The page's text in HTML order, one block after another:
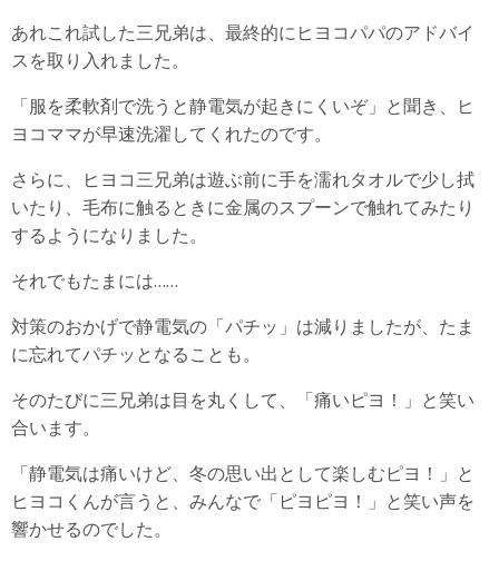
あれこれ試した三兄弟は、最終的にヒヨコパパのアドバイ
スを取り入れました。
「服を柔軟剤で洗うと静電気が起きにくいぞ」と聞き、ヒ
ヨコママが早速洗濯してくれたのです。
さらに、ヒヨコ三兄弟は遊ぶ前に手を濡れタオルで少し拭
いたり、毛布に触るときに金属のスプーンで触れてみたり
するようになりました。
それでもたまには……
対策のおかげで静電気の「パチッ」は減りましたが、たま
に忘れてパチッとなることも。
そのたびに三兄弟は目を丸くして、「痛いピヨ！」と笑い
合います。
「静電気は痛いけど、冬の思い出として楽しむピヨ！」と
ヒヨコくんが言うと、みんなで「ピヨピヨ！」と笑い声を
響かせるのでした。